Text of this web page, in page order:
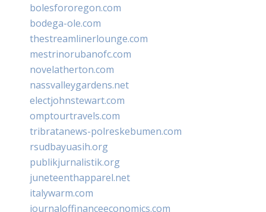
bolesfororegon.com
bodega-ole.com
thestreamlinerlounge.com
mestrinorubanofc.com
novelatherton.com
nassvalleygardens.net
electjohnstewart.com
omptourtravels.com
tribratanews-polreskebumen.com
rsudbayuasih.org
publikjurnalistik.org
juneteenthapparel.net
italywarm.com
journaloffinanceeconomics.com